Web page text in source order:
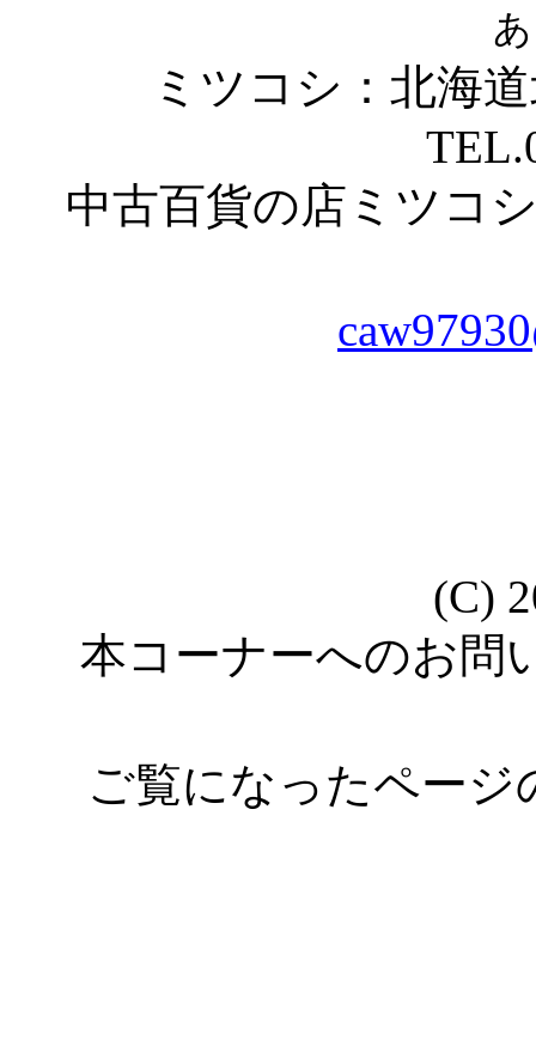
ミツコシ：北海
中古百貨の店ミツコ
(C)
本コーナーへのお問
ご覧になったペー